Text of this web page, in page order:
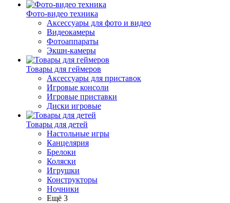
Фото-видео техника
Аксессуары для фото и видео
Видеокамеры
Фотоаппараты
Экшн-камеры
Товары для геймеров
Аксессуары для приставок
Игровые консоли
Игровые приставки
Диски игровые
Товары для детей
Настольные игры
Канцелярия
Брелоки
Коляски
Игрушки
Конструкторы
Ночники
Ещё 3